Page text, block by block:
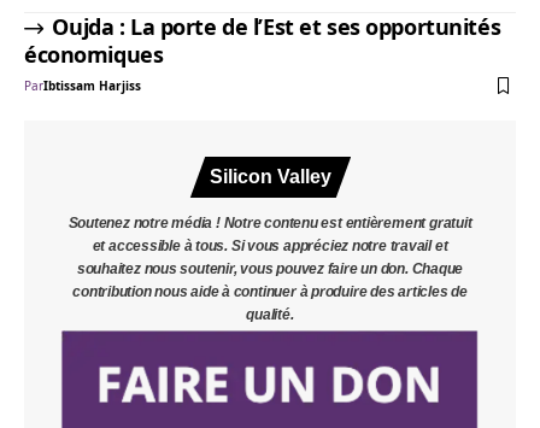
Oujda : La porte de l’Est et ses opportunités
économiques
ParIbtissam Harjiss
Silicon Valley
Soutenez notre média ! Notre contenu est entièrement gratuit
et accessible à tous. Si vous appréciez notre travail et
souhaitez nous soutenir, vous pouvez faire un don. Chaque
contribution nous aide à continuer à produire des articles de
qualité.